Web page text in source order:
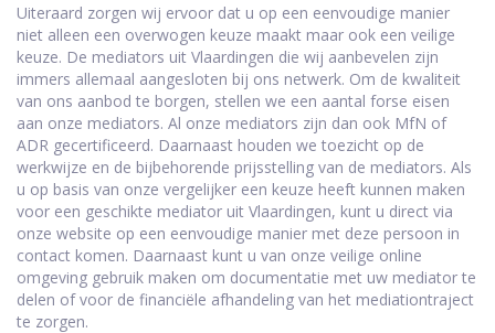
Uiteraard zorgen wij ervoor dat u op een eenvoudige manier
niet alleen een overwogen keuze maakt maar ook een veilige
keuze. De mediators uit Vlaardingen die wij aanbevelen zijn
immers allemaal aangesloten bij ons netwerk. Om de kwaliteit
van ons aanbod te borgen, stellen we een aantal forse eisen
aan onze mediators. Al onze mediators zijn dan ook MfN of
ADR gecertificeerd. Daarnaast houden we toezicht op de
werkwijze en de bijbehorende prijsstelling van de mediators. Als
u op basis van onze vergelijker een keuze heeft kunnen maken
voor een geschikte mediator uit Vlaardingen, kunt u direct via
onze website op een eenvoudige manier met deze persoon in
contact komen. Daarnaast kunt u van onze veilige online
omgeving gebruik maken om documentatie met uw mediator te
delen of voor de financiële afhandeling van het mediationtraject
te zorgen.